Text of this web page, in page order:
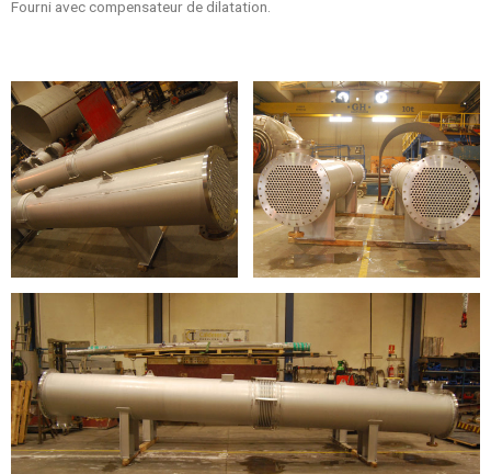
Fourni avec compensateur de dilatation.